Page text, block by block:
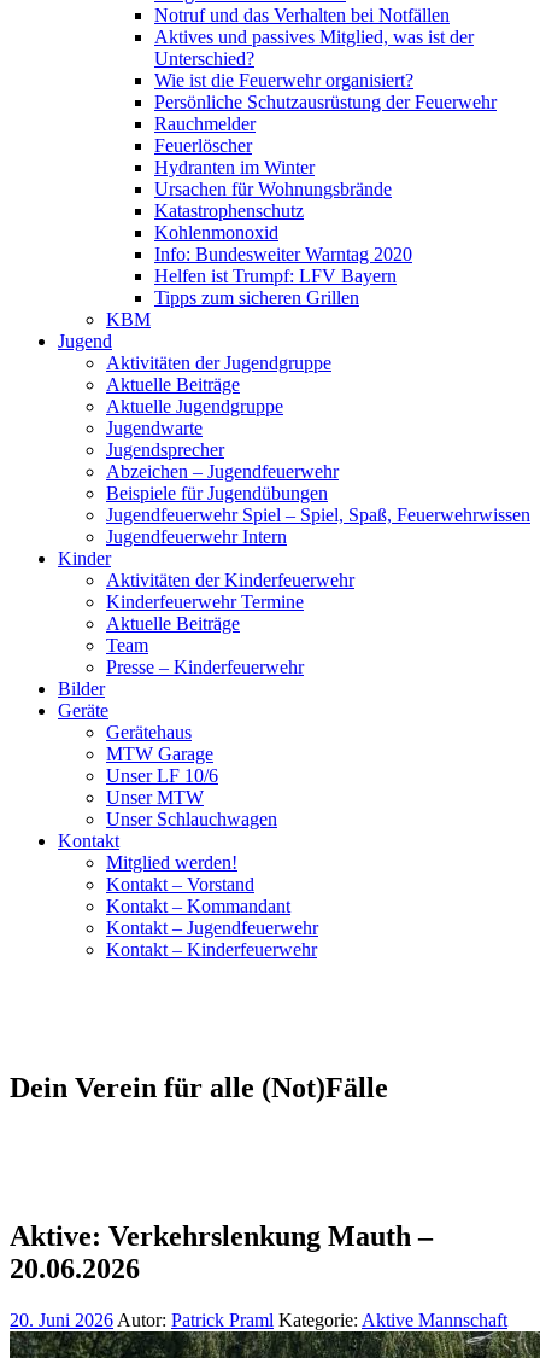
Notruf und das Verhalten bei Notfällen
Aktives und passives Mitglied, was ist der
Unterschied?
Wie ist die Feuerwehr organisiert?
Persönliche Schutzausrüstung der Feuerwehr
Rauchmelder
Feuerlöscher
Hydranten im Winter
Ursachen für Wohnungsbrände
Katastrophenschutz
Kohlenmonoxid
Info: Bundesweiter Warntag 2020
Helfen ist Trumpf: LFV Bayern
Tipps zum sicheren Grillen
KBM
Jugend
Aktivitäten der Jugendgruppe
Aktuelle Beiträge
Aktuelle Jugendgruppe
Jugendwarte
Jugendsprecher
Abzeichen – Jugendfeuerwehr
Beispiele für Jugendübungen
Jugendfeuerwehr Spiel – Spiel, Spaß, Feuerwehrwissen
Jugendfeuerwehr Intern
Kinder
Aktivitäten der Kinderfeuerwehr
Kinderfeuerwehr Termine
Aktuelle Beiträge
Team
Presse – Kinderfeuerwehr
Bilder
Geräte
Gerätehaus
MTW Garage
Unser LF 10/6
Unser MTW
Unser Schlauchwagen
Kontakt
Mitglied werden!
Kontakt – Vorstand
Kontakt – Kommandant
Kontakt – Jugendfeuerwehr
Kontakt – Kinderfeuerwehr
Dein Verein für alle (Not)Fälle
Aktive: Verkehrslenkung Mauth –
20.06.2026
20. Juni 2026 Autor: Patrick Praml Kategorie: Aktive Mannschaft